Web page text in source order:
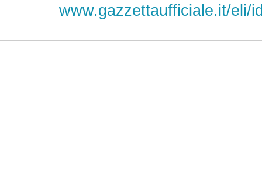
www.gazzettaufficiale.it/eli/